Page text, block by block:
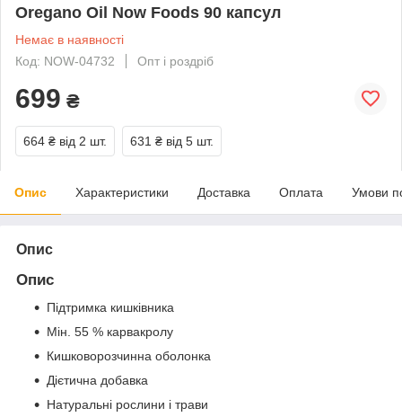
Oregano Oil Now Foods 90 капсул
Немає в наявності
Код: NOW-04732
Опт і роздріб
699 ₴
664 ₴ від 2 шт. 631 ₴ від 5 шт.
Опис Характеристики Доставка Оплата Умови
Опис
Опис
Підтримка кишківника
Мін. 55 % карвакролу
Кишковорозчинна оболонка
Дієтична добавка
Натуральні рослини і трави